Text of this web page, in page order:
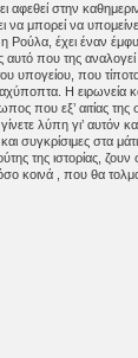
αφεθεί στην
να μπορεί να
Ρούλα, έχει έναν
αυτό που της
υπογείου, που
Η ειρωνεία
που εξ’ αιτίας της
λύπη γι’ αυτόν
και συγκρίσιμες στα
της ιστορίας,
κοινά , που θα